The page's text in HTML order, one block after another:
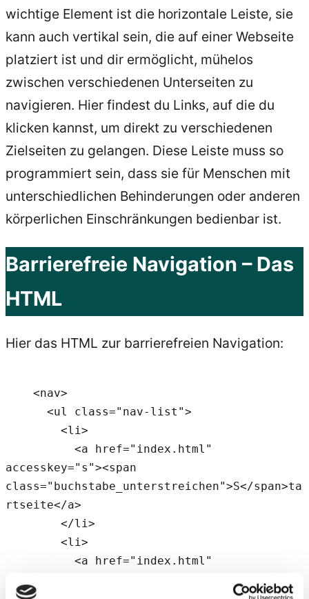
wichtige Element ist die horizontale Leiste, sie
kann auch vertikal sein, die auf einer Webseite
platziert ist und dir ermöglicht, mühelos
zwischen verschiedenen Unterseiten zu
navigieren. Hier findest du Links, auf die du
klicken kannst, um direkt zu verschiedenen
Zielseiten zu gelangen. Diese Leiste muss so
programmiert sein, dass sie für Menschen mit
unterschiedlichen Behinderungen oder anderen
körperlichen Einschränkungen bedienbar ist.
Barrierefreie Navigation – Das
HTML
Hier das HTML zur barrierefreien Navigation:
accesskey="s"><span
class="buchstabe_unterstreichen">S</span>ta
rtseite</a>